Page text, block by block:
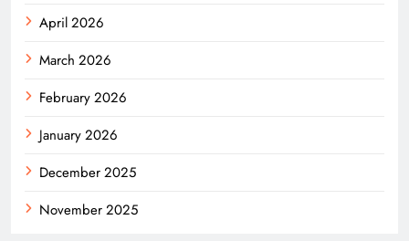
April 2026
March 2026
February 2026
January 2026
December 2025
November 2025